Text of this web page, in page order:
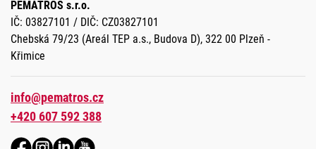
PEMATROS s.r.o.
IČ: 03827101 / DIČ: CZ03827101
Chebská 79/23 (Areál TEP a.s., Budova D), 322 00 Plzeň -
Křimice
info@pematros.cz
+420 607 592 388